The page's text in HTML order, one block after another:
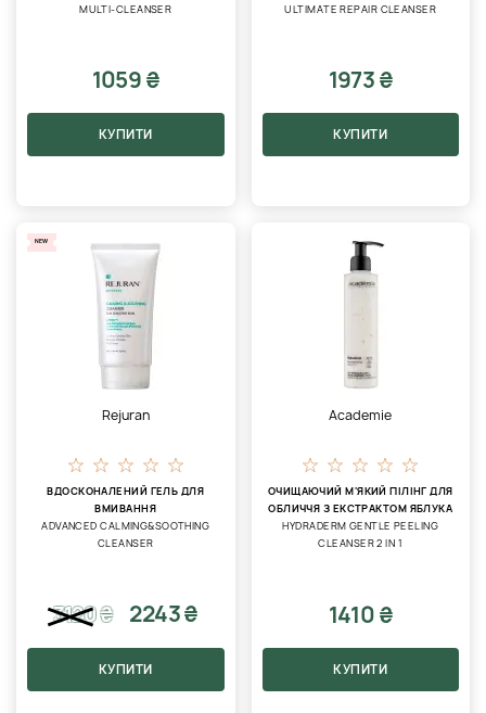
MULTI-CLEANSER
1059 ₴
КУПИТИ
ULTIMATE REPAIR CLEANSER
1973 ₴
КУПИТИ
NEW
Rejuran
ВДОСКОНАЛЕНИЙ ГЕЛЬ ДЛЯ
ВМИВАННЯ
ADVANCED CALMING&SOOTHING
CLEANSER
3120₴ 2243 ₴
КУПИТИ
Academie
ОЧИЩАЮЧИЙ М'ЯКИЙ ПІЛІНГ ДЛЯ
ОБЛИЧЧЯ З ЕКСТРАКТОМ ЯБЛУКА
HYDRADERM GENTLE PEELING
CLEANSER 2 IN 1
1410 ₴
КУПИТИ